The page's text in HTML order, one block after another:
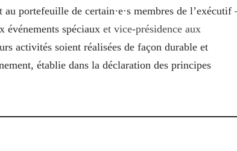
portefeuille de certain·e·s membres de l’exécutif
événements spéciaux et vice-présidence aux
activités soient réalisées de façon durable et
établie dans la déclaration des principes